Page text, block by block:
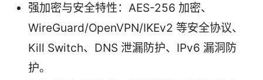
强加密与安全特性：AES-256 加密、
WireGuard/OpenVPN/IKEv2 等安全协议、
Kill Switch、DNS 泄漏防护、IPv6 漏洞防
护。